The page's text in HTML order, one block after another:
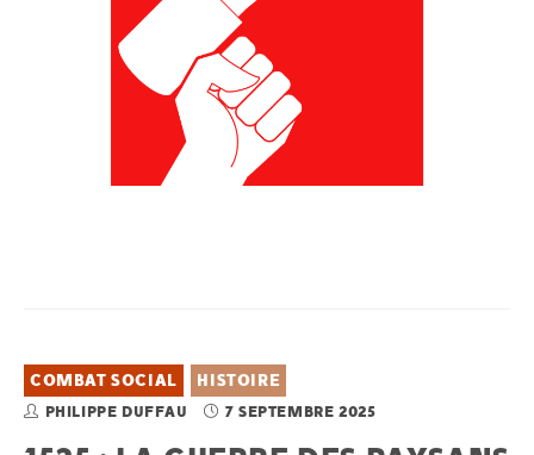
COMBAT SOCIAL HISTOIRE
PHILIPPE DUFFAU 7 SEPTEMBRE 2025